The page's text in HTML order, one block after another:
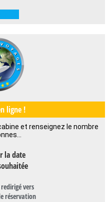
ligne !
et renseignez le nombre
la date
vers
réservation